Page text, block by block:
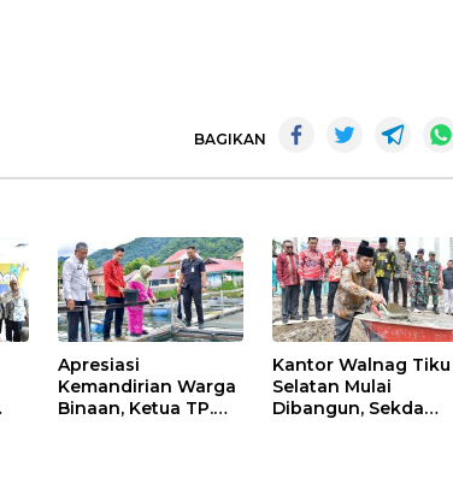
BAGIKAN
Apresiasi
Kemandirian Warga
Binaan, Ketua TP.
Kantor Walnag Tiku
Selatan Mulai
Dibangun, Sekda